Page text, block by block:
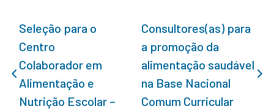
Seleção para o
Centro
Colaborador em
Alimentação e
Nutrição Escolar –
Consultores(as) para
a promoção da
alimentação saudável
na Base Nacional
Comum Curricular